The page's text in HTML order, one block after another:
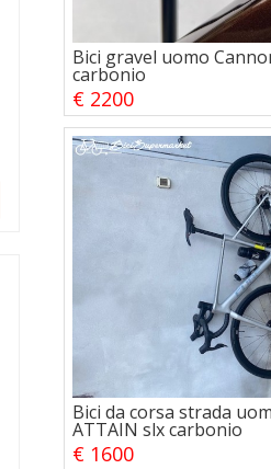
Bici gravel uomo
carbonio
€ 2200
Bici da corsa strada
ATTAIN slx carbonio
€ 1600